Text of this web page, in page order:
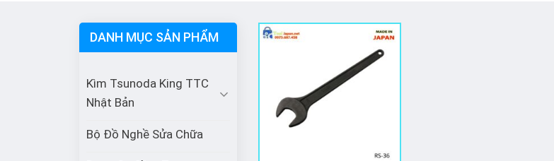
DANH MỤC SẢN PHẨM
Kìm Tsunoda King TTC
Nhật Bản
Bộ Đồ Nghề Sửa Chữa